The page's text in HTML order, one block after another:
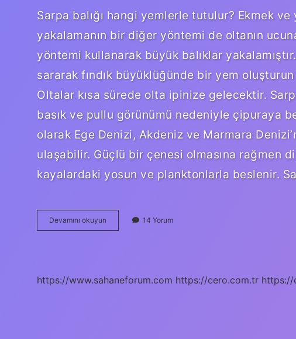
Sarpa balığı hangi yemlerle tutulur? Ekmek
yakalamanın bir diğer yöntemi de oltanın
yöntemi kullanarak büyük balıklar
sararak fındık büyüklüğünde bir yem
Oltalar kısa sürede olta ipinize gelecektir.
basık ve pullu görünümü nedeniyle çipuraya
olarak Ege Denizi, Akdeniz ve Marmara
ulaşabilir. Güçlü bir çenesi olmasına rağmen
kayalardaki yosun ve planktonlarla beslenir.
Devamını okuyun
Balık
14 Yorum
https://www.sahaneforum.com https://cero.com.tr https://